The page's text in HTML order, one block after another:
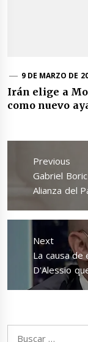
9 DE MARZO DE
Irán elige a
como nuevo
Navegación
entradas
Previous
Previous
post:
Gabriel
Alianza del
Next
Next
post:
La causa de
D'Alessio